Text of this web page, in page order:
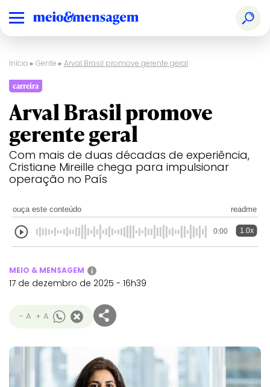
Início ▸Gente ▸Arval Brasil promove gerente geral
carreira
Arval Brasil promove
gerente geral
Com mais de duas décadas de experiência,
Cristiane Mireille chega para impulsionar
operação no País
ouça este conteúdo readme
0:00 1.0x
MEIO & MENSAGEM i
17 de dezembro de 2025 - 16h39
- A + A